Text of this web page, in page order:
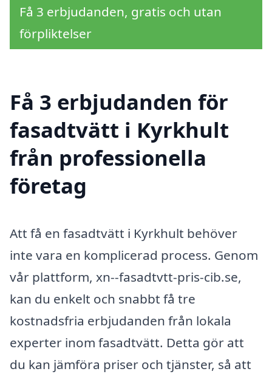
Få 3 erbjudanden, gratis och utan
förpliktelser
Få 3 erbjudanden för
fasadtvätt i Kyrkhult
från professionella
företag
Att få en fasadtvätt i Kyrkhult behöver
inte vara en komplicerad process. Genom
vår plattform, xn--fasadtvtt-pris-cib.se,
kan du enkelt och snabbt få tre
kostnadsfria erbjudanden från lokala
experter inom fasadtvätt. Detta gör att
du kan jämföra priser och tjänster, så att